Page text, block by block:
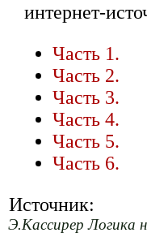
интернет-
Часть 1.
Часть 2.
Часть 3.
Часть 4.
Часть 5.
Часть 6.
Источник:
Э.Кассирер Логика